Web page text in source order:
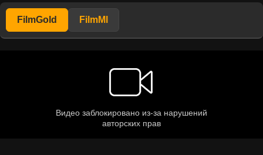
FilmGold FilmMl